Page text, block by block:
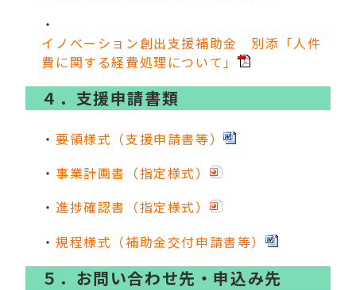
・
イノベーション創出支援補助金 別添「人件
費に関する経費処理について」
４．支援申請書類
・ 要領様式（支援申請書等）
・ 事業計画書（指定様式）
・進捗確認書（指定様式）
・規程様式（補助金交付申請書等）
５．お問い合わせ先・申込み先